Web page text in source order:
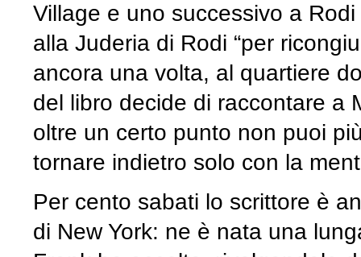
Village e uno successivo a
alla Juderia di Rodi “per
ancora una volta, al quartiere
del libro decide di raccontare a
oltre un certo punto non puoi
tornare indietro solo con la
Per cento sabati lo scrittore è
di New York: ne è nata una